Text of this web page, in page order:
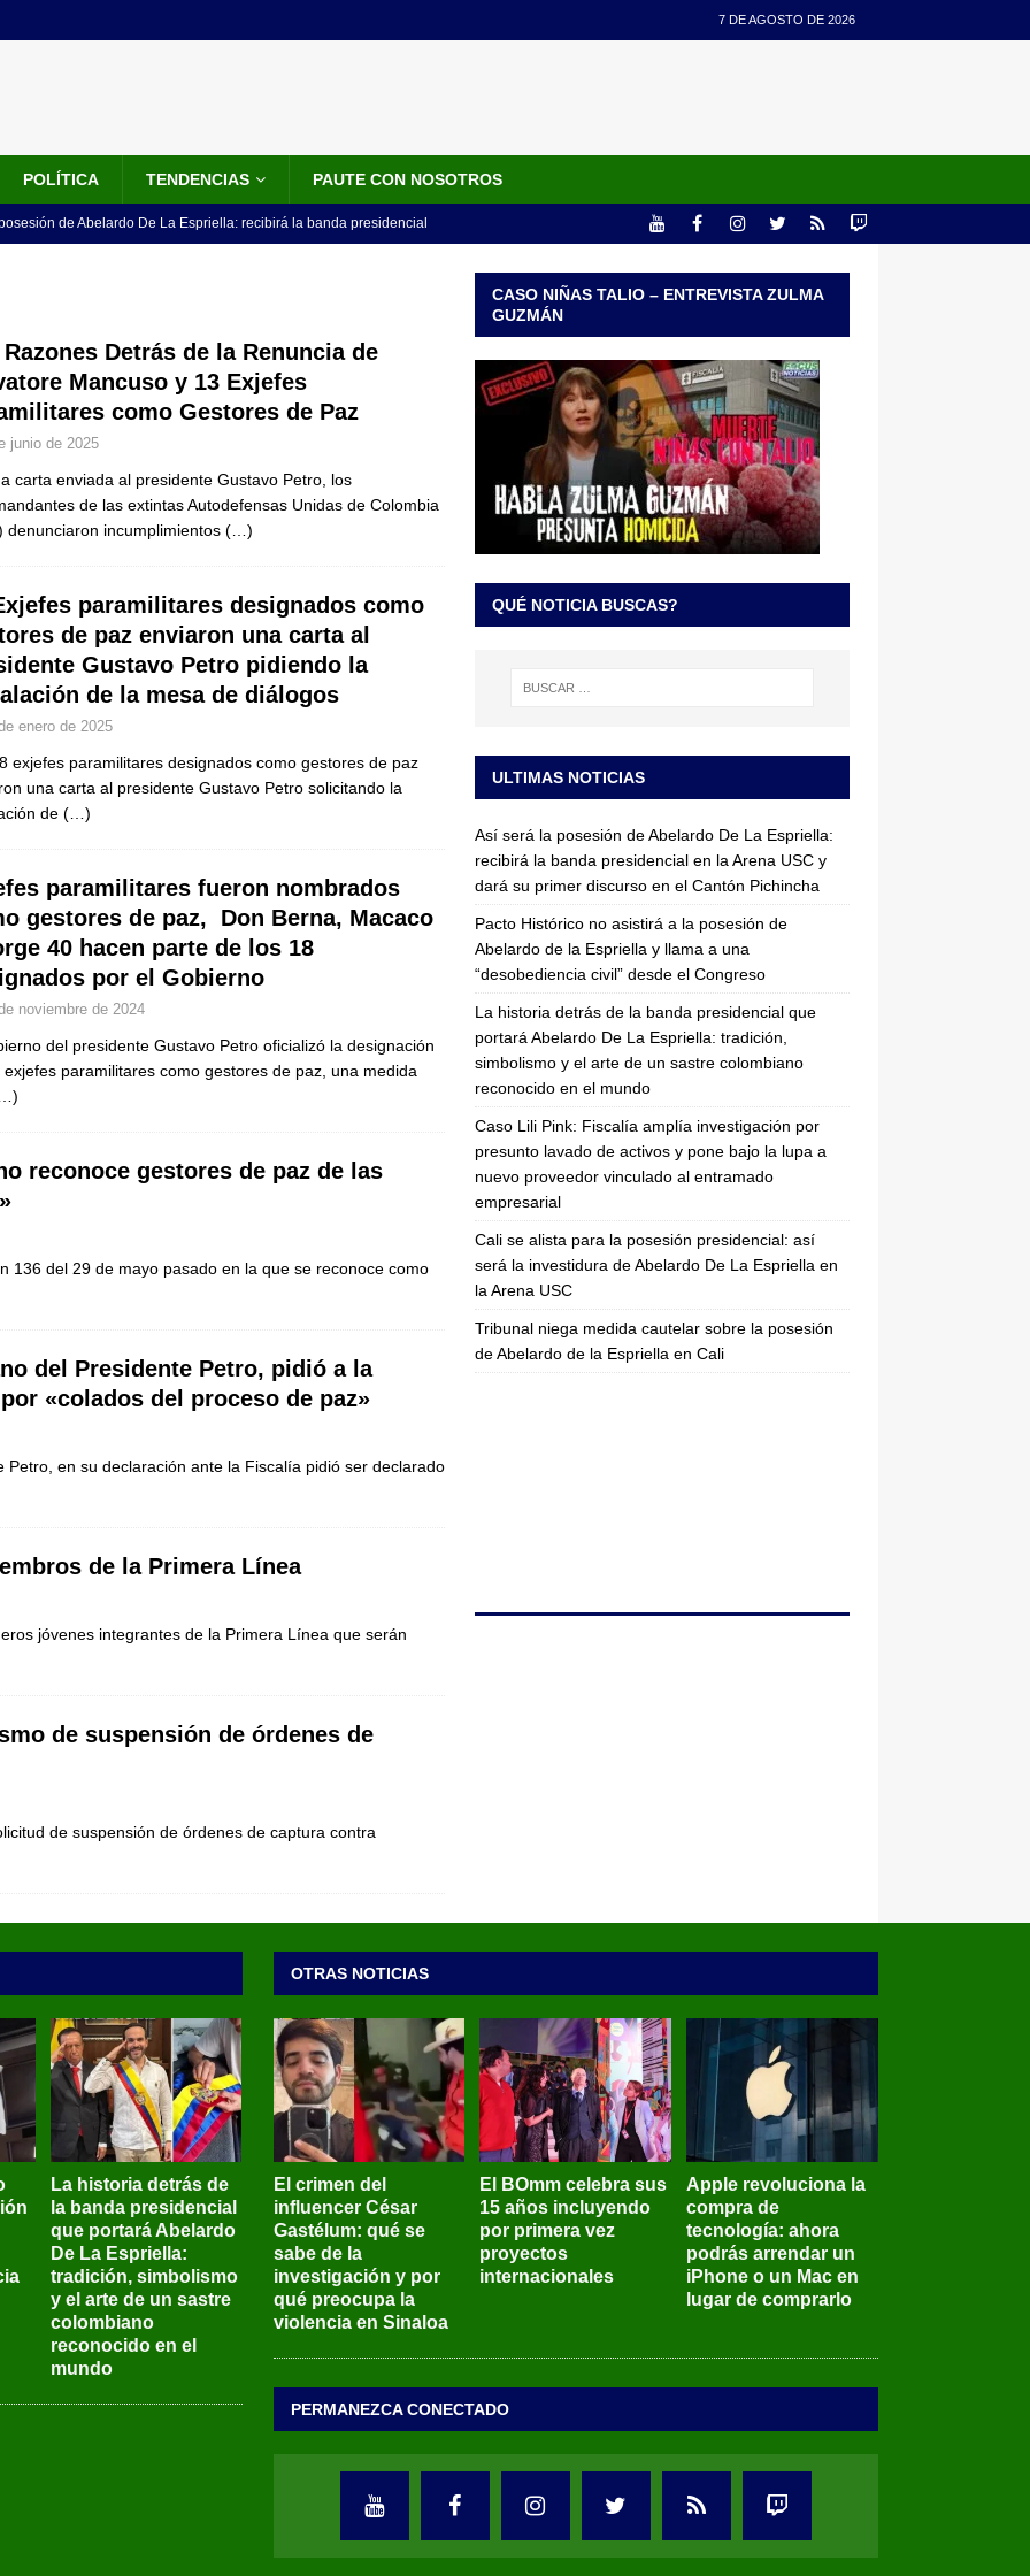
7 DE AGOSTO DE 2026
POLÍTICA TENDENCIAS PAUTE CON NOSOTROS
de Abelardo De La Espriella: recibirá la banda presidencial
LO ÚLTIMO
de la banda presidencial que portará Abelardo De La
de un sastre colombiano reconocido en el mundo LO
Fiscalía amplía investigación por presunto lavado de activos y
vinculado al entramado empresarial
LO ÚLTIMO
Razones Detrás de la Renuncia de
Mancuso y 13 Exjefes
como Gestores de Paz
junio de 2025
carta enviada al presidente Gustavo Petro, los
de las extintas Autodefensas Unidas de Colombia
denunciaron incumplimientos (…)
paramilitares designados como
de paz enviaron una carta al
Gustavo Petro pidiendo la
de la mesa de diálogos
enero de 2025
exjefes paramilitares designados como gestores de paz
una carta al presidente Gustavo Petro solicitando la
de (…)
paramilitares fueron nombrados
gestores de paz, Don Berna, Macaco
40 hacen parte de los 18
por el Gobierno
noviembre de 2024
del presidente Gustavo Petro oficializó la designación
exjefes paramilitares como gestores de paz, una medida
reconoce gestores de paz de las
136 del 29 de mayo pasado en la que se reconoce como
del Presidente Petro, pidió a la
«colados del proceso de paz»
en su declaración ante la Fiscalía pidió ser declarado
de la Primera Línea
jóvenes integrantes de la Primera Línea que serán
de suspensión de órdenes de
de suspensión de órdenes de captura contra
CASO NIÑAS TALIO – ENTREVISTA ZULMA
GUZMÁN
QUÉ NOTICIA BUSCAS?
ULTIMAS NOTICIAS
Así será la posesión de Abelardo De La Espriella:
recibirá la banda presidencial en la Arena USC y
dará su primer discurso en el Cantón Pichincha
Pacto Histórico no asistirá a la posesión de
Abelardo de la Espriella y llama a una
“desobediencia civil” desde el Congreso
La historia detrás de la banda presidencial que
portará Abelardo De La Espriella: tradición,
simbolismo y el arte de un sastre colombiano
reconocido en el mundo
Caso Lili Pink: Fiscalía amplía investigación por
presunto lavado de activos y pone bajo la lupa a
nuevo proveedor vinculado al entramado
empresarial
Cali se alista para la posesión presidencial: así
será la investidura de Abelardo De La Espriella en
la Arena USC
Tribunal niega medida cautelar sobre la posesión
de Abelardo de la Espriella en Cali
La historia detrás de
la banda presidencial
que portará Abelardo
De La Espriella:
tradición, simbolismo
y el arte de un sastre
colombiano
reconocido en el
mundo
OTRAS NOTICIAS
El crimen del
influencer César
Gastélum: qué se
sabe de la
investigación y por
qué preocupa la
violencia en Sinaloa
El BOmm celebra sus
15 años incluyendo
por primera vez
proyectos
internacionales
Apple revoluciona la
compra de
tecnología: ahora
podrás arrendar un
iPhone o un Mac en
lugar de comprarlo
PERMANEZCA CONECTADO